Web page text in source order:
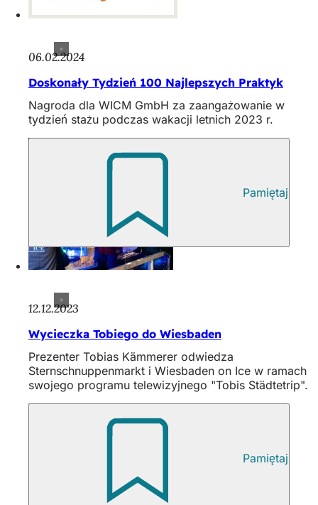
06.02.2024
Doskonały Tydzień 100 Najlepszych Praktyk
Nagroda dla WICM GmbH za zaangażowanie w
tydzień stażu podczas wakacji letnich 2023 r.
Pamiętaj
12.12.2023
Wycieczka Tobiego do Wiesbaden
Prezenter Tobias Kämmerer odwiedza
Sternschnuppenmarkt i Wiesbaden on Ice w ramach
swojego programu telewizyjnego "Tobis Städtetrip".
Pamiętaj